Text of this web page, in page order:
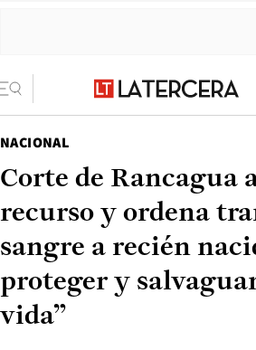
NACIONAL
Corte de Rancagua
recurso y ordena
sangre a recién
proteger y
vida”